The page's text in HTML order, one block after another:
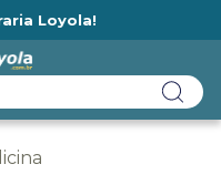
Loyola!